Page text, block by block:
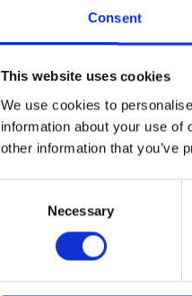
Consent
This website uses cookies
We use cookies to
information about your use of
other information that you’ve
Necessary
Port de
À proximité de
Trollhättan. Le port
comprenant
courte promenade
Dans le même
pouvez acheter des